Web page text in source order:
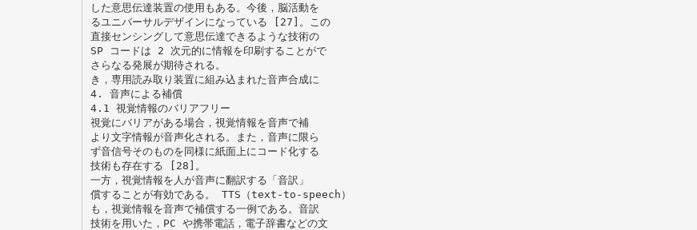
した意思伝達装置の使用もある。今後，脳活動を
るユニバーサルデザインになっている [27]。この
直接センシングして意思伝達できるような技術の
SP コードは 2 次元的に情報を印刷することがで
さらなる発展が期待される。
き，専用読み取り装置に組み込まれた音声合成に
4. 音声による補償
4.1 視覚情報のバリアフリー
視覚にバリアがある場合，視覚情報を音声で補
より文字情報が音声化される。また，音声に限ら
ず音信号そのものを同様に紙面上にコード化する
技術も存在する [28]。
一方，視覚情報を人が音声に翻訳する「音訳」
償することが有効である。 TTS（text-to-speech）
も，視覚情報を音声で補償する一例である。音訳
技術を用いた，PC や携帯電話，電子辞書などの文